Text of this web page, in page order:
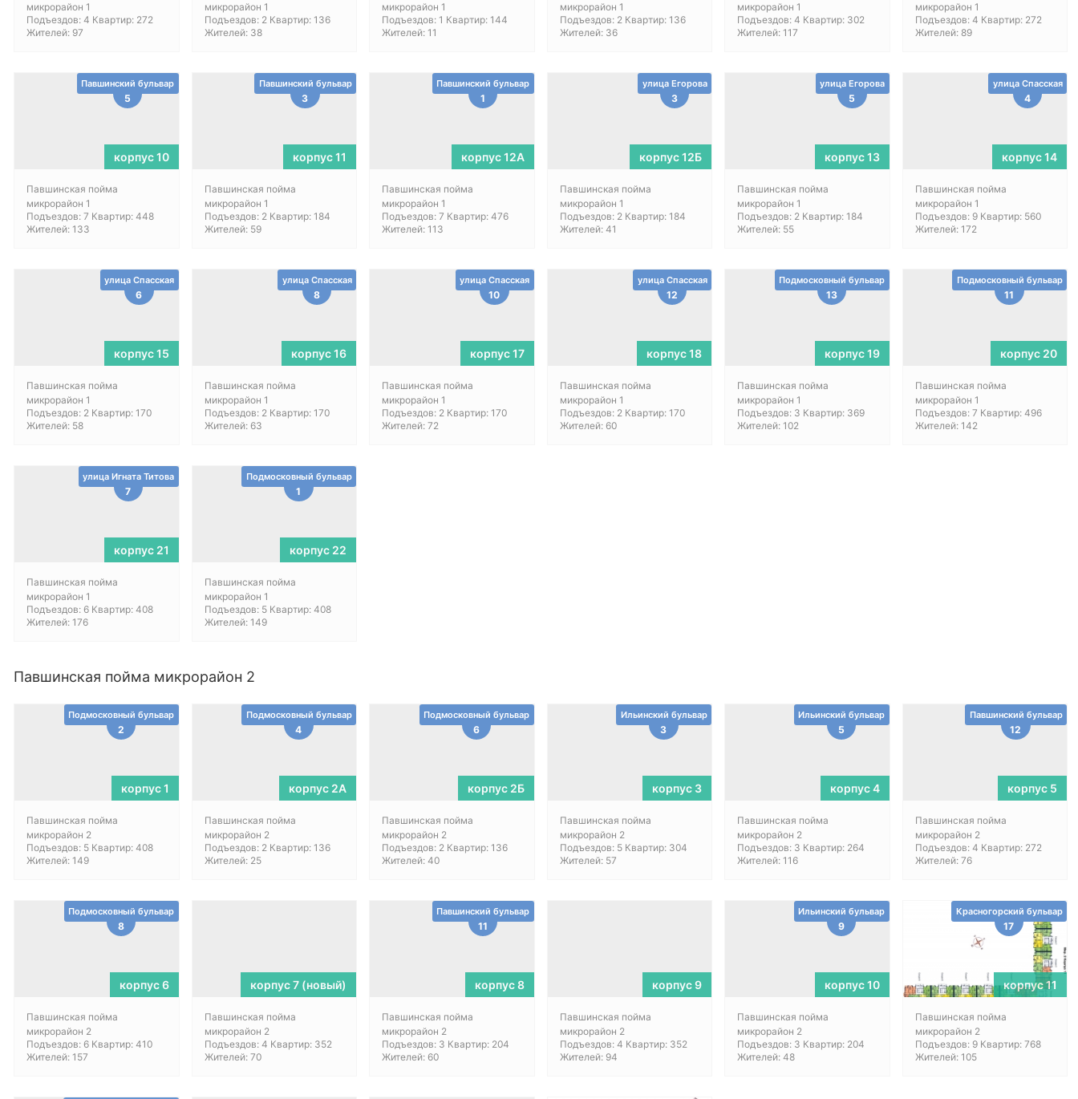
микрорайон 1
Подъездов: 4 Квартир: 272
Жителей: 97
микрорайон 1
Подъездов: 2 Квартир: 136
Жителей: 38
микрорайон 1
Подъездов: 1 Квартир: 144
Жителей: 11
микрорайон 1
Подъездов: 2 Квартир: 136
Жителей: 36
микрорайон 1
Подъездов: 4 Квартир: 302
Жителей: 117
микрорайон 1
Подъездов: 4 Квартир: 272
Жителей: 89
Павшинский бульвар
5
корпус 10
Павшинская пойма
микрорайон 1
Подъездов: 7 Квартир: 448
Жителей: 133
Павшинский бульвар
3
корпус 11
Павшинская пойма
микрорайон 1
Подъездов: 2 Квартир: 184
Жителей: 59
Павшинский бульвар
1
корпус 12А
Павшинская пойма
микрорайон 1
Подъездов: 7 Квартир: 476
Жителей: 113
улица Егорова
3
корпус 12Б
Павшинская пойма
микрорайон 1
Подъездов: 2 Квартир: 184
Жителей: 41
улица Егорова
5
корпус 13
Павшинская пойма
микрорайон 1
Подъездов: 2 Квартир: 184
Жителей: 55
улица Спасская
4
корпус 14
Павшинская пойма
микрорайон 1
Подъездов: 9 Квартир: 560
Жителей: 172
улица Спасская
6
корпус 15
Павшинская пойма
микрорайон 1
Подъездов: 2 Квартир: 170
Жителей: 58
улица Спасская
8
корпус 16
Павшинская пойма
микрорайон 1
Подъездов: 2 Квартир: 170
Жителей: 63
улица Спасская
10
корпус 17
Павшинская пойма
микрорайон 1
Подъездов: 2 Квартир: 170
Жителей: 72
улица Спасская
12
корпус 18
Павшинская пойма
микрорайон 1
Подъездов: 2 Квартир: 170
Жителей: 60
Подмосковный бульвар
13
корпус 19
Павшинская пойма
микрорайон 1
Подъездов: 3 Квартир: 369
Жителей: 102
Подмосковный бульвар
11
корпус 20
Павшинская пойма
микрорайон 1
Подъездов: 7 Квартир: 496
Жителей: 142
улица Игната Титова
7
корпус 21
Павшинская пойма
микрорайон 1
Подъездов: 6 Квартир: 408
Жителей: 176
Подмосковный бульвар
1
корпус 22
Павшинская пойма
микрорайон 1
Подъездов: 5 Квартир: 408
Жителей: 149
Павшинская пойма микрорайон 2
Подмосковный бульвар
2
корпус 1
Павшинская пойма
микрорайон 2
Подъездов: 5 Квартир: 408
Жителей: 149
Подмосковный бульвар
4
корпус 2А
Павшинская пойма
микрорайон 2
Подъездов: 2 Квартир: 136
Жителей: 25
Подмосковный бульвар
6
корпус 2Б
Павшинская пойма
микрорайон 2
Подъездов: 2 Квартир: 136
Жителей: 40
Ильинский бульвар
3
корпус 3
Павшинская пойма
микрорайон 2
Подъездов: 5 Квартир: 304
Жителей: 57
Ильинский бульвар
5
корпус 4
Павшинская пойма
микрорайон 2
Подъездов: 3 Квартир: 264
Жителей: 116
Павшинский бульвар
12
корпус 5
Павшинская пойма
микрорайон 2
Подъездов: 4 Квартир: 272
Жителей: 76
Подмосковный бульвар
8
корпус 6
Павшинская пойма
микрорайон 2
Подъездов: 6 Квартир: 410
Жителей: 157
корпус 7 (новый)
Павшинская пойма
микрорайон 2
Подъездов: 4 Квартир: 352
Жителей: 70
Павшинский бульвар
11
корпус 8
Павшинская пойма
микрорайон 2
Подъездов: 3 Квартир: 204
Жителей: 60
корпус 9
Павшинская пойма
микрорайон 2
Подъездов: 4 Квартир: 352
Жителей: 94
Ильинский бульвар
9
корпус 10
Павшинская пойма
микрорайон 2
Подъездов: 3 Квартир: 204
Жителей: 48
Красногорский бульвар
17
корпус 11
Павшинская пойма
микрорайон 2
Подъездов: 9 Квартир: 768
Жителей: 105